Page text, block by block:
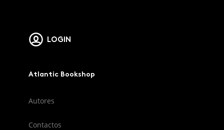
LOGIN
Atlantic Bookshop
Autores
Contactos